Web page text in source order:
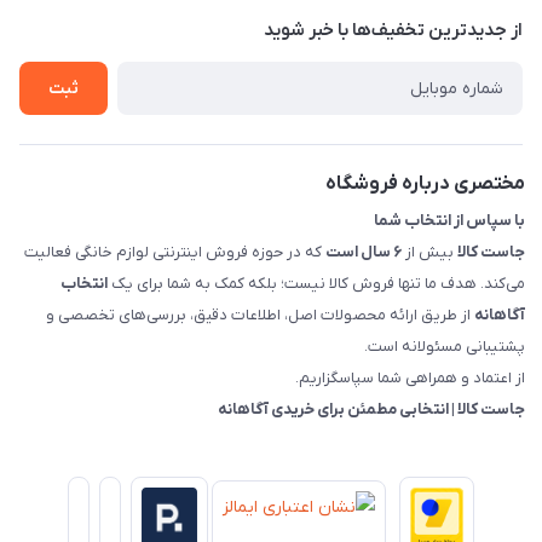
تماس با ما
شرایط و ضوابط گارانتی
روش های بازگرداندن کالا
از جدید‌ترین تخفیف‌ها با‌ خبر شوید
ثبت
مختصری درباره فروشگاه
با سپاس از انتخاب شما
جاست کالا بیش از ۶ سال است
که در حوزه فروش اینترنتی لوازم خانگی فعالیت
می‌کند. هدف ما تنها فروش کالا نیست؛ بلکه کمک به شما برای یک انتخاب
آگاهانه از طریق ارائه محصولات اصل، اطلاعات دقیق، بررسی‌های تخصصی و
پشتیبانی مسئولانه است.
از اعتماد و همراهی شما سپاسگزاریم.
جاست کالا | انتخابی مطمئن برای خریدی آگاهانه